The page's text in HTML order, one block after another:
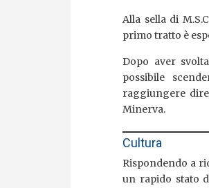
Alla sella di
primo tratto è
Dopo aver
possibile
raggiungere
Minerva.
Cultura
Rispondendo a
un rapido stato